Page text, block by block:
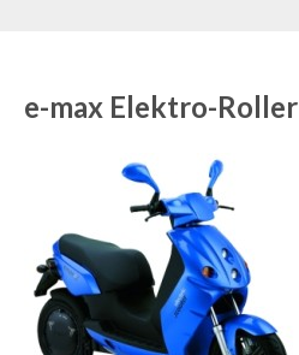
e-max Elektro-Roller